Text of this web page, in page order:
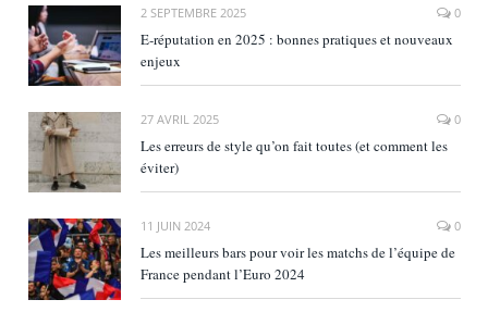
2 SEPTEMBRE 2025 0
E‑réputation en 2025 : bonnes pratiques et nouveaux
enjeux
27 AVRIL 2025 0
Les erreurs de style qu’on fait toutes (et comment les
éviter)
11 JUIN 2024 0
Les meilleurs bars pour voir les matchs de l’équipe de
France pendant l’Euro 2024